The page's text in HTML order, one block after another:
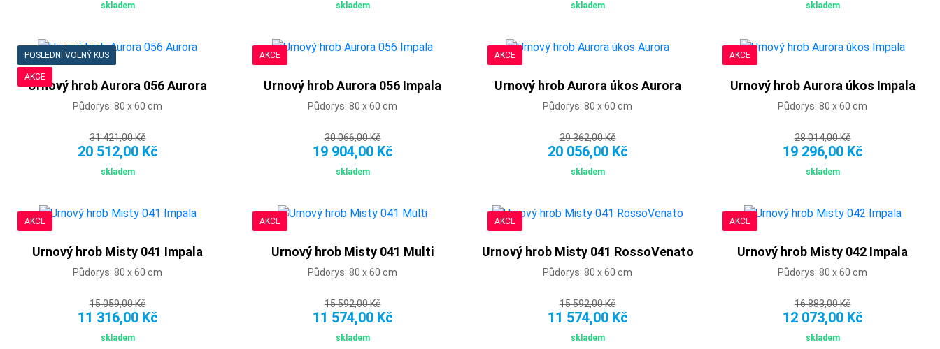
skladem skladem skladem skladem
POSLEDNÍ VOLNÝ KUS
AKCE
Urnový hrob Aurora 056 Aurora
Půdorys: 80 x 60 cm
31 421,00 Kč
20 512,00 Kč
skladem
AKCE
Urnový hrob Aurora 056 Impala
Půdorys: 80 x 60 cm
30 066,00 Kč
19 904,00 Kč
skladem
AKCE
Urnový hrob Aurora úkos Aurora
Půdorys: 80 x 60 cm
29 362,00 Kč
20 056,00 Kč
skladem
AKCE
Urnový hrob Aurora úkos Impala
Půdorys: 80 x 60 cm
28 014,00 Kč
19 296,00 Kč
skladem
AKCE
Urnový hrob Misty 041 Impala
Půdorys: 80 x 60 cm
15 059,00 Kč
11 316,00 Kč
skladem
AKCE
Urnový hrob Misty 041 Multi
Půdorys: 80 x 60 cm
15 592,00 Kč
11 574,00 Kč
skladem
AKCE
Urnový hrob Misty 041 RossoVenato
Půdorys: 80 x 60 cm
15 592,00 Kč
11 574,00 Kč
skladem
AKCE
Urnový hrob Misty 042 Impala
Půdorys: 80 x 60 cm
16 883,00 Kč
12 073,00 Kč
skladem